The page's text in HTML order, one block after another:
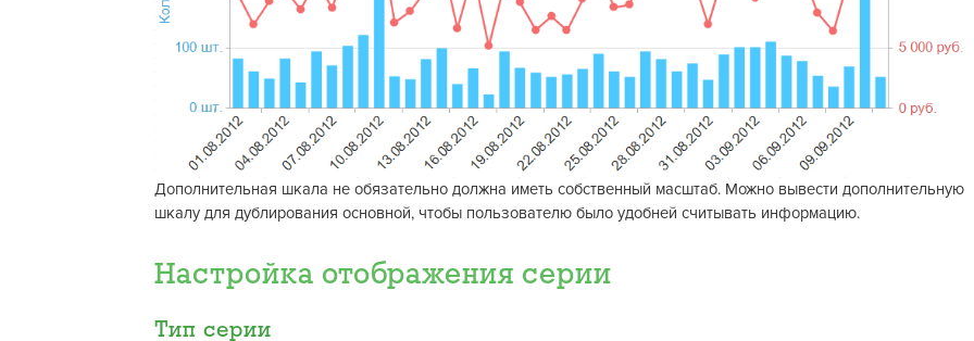
Дополнительная шкала не обязательно должна иметь собственный масштаб. Можно вывести дополнительную
шкалу для дублирования основной, чтобы пользователю было удобней считывать информацию.
Настройка отображения серии
Тип серии